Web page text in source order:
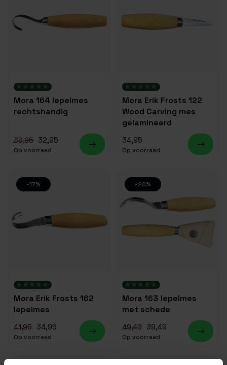
Mora 164 lepelmes
rechtshandig
38,95 32,95
Op voorraad
Mora Erik Frosts 122
Wood Carving mes
gelamineerd
34,95
Op voorraad
-17%
Mora Erik Frosts 162
lepelmes
41,95 34,95
Op voorraad
-20%
Mora 163 lepelmes
met schede
49,49 39,49
Op voorraad